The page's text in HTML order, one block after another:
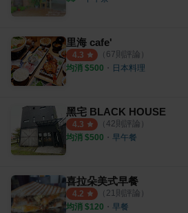
里海 cafe'
4.3 （ 67則評論）
均消 $500 ・ 日本料理
黑宅 BLACK HOUSE
4.3 （ 42則評論）
均消 $500 ・ 早午餐
喜拉朵美式早餐
4.2 （ 21則評論）
均消 $120 ・ 早餐